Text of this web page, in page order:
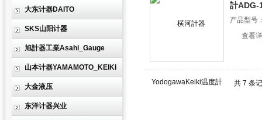
大东计器DAITO
SKS山阳计器
旭計器工業Asahi_Gauge
山本计器YAMAMOTO_KEIKI
大金液压
东洋计器兴业
計ADG-
产品型号
查看
共 7 条